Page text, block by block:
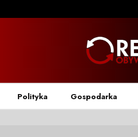
Polityka Gospodarka